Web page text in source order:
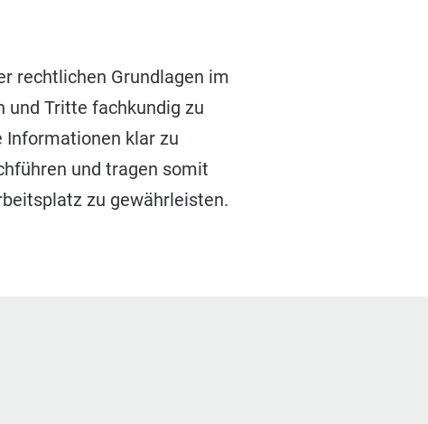
rechtlichen Grundlagen im
und Tritte fachkundig zu
Informationen klar zu
und tragen somit
zu gewährleisten.